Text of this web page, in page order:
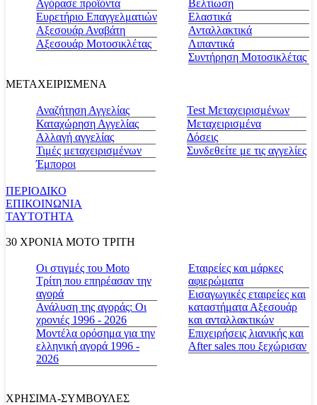
Αγόρασε προϊόντα
Ευρετήριο Επαγγελματιών
Αξεσουάρ Αναβάτη
Αξεσουάρ Μοτοσικλέτας
Βελτίωση
Ελαστικά
Ανταλλακτικά
Λιπαντικά
Συντήρηση Μοτοσικλέτας
ΜΕΤΑΧΕΙΡΙΣΜΕΝΑ
Αναζήτηση Αγγελίας
Καταχώρηση Αγγελίας
Αλλαγή αγγελίας
Τιμές μεταχειρισμένων
Έμποροι
Test Μεταχειρισμένων
Μεταχειρισμένα
Δόσεις
Συνδεθείτε με τις αγγελίες
ΠΕΡΙΟΔΙΚΟ
ΕΠΙΚΟΙΝΩΝΙΑ
ΤΑΥΤΟΤΗΤΑ
30 ΧΡΟΝΙΑ MOTO ΤΡΙΤΗ
Οι στιγμές του Moto
Τρίτη που επηρέασαν την
αγορά
Ανάλυση της αγοράς: Οι
χρονιές 1996 - 2026
Μοντέλα ορόσημα για την
ελληνική αγορά 1996 -
2026
Εταιρείες και μάρκες
αφιερώματα
Εισαγωγικές εταιρείες και
καταστήματα Αξεσουάρ
και ανταλλακτικών
Επιχειρήσεις λιανικής και
After sales που ξεχώρισαν
ΧΡΗΣΙΜΑ-ΣΥΜΒΟΥΛΕΣ